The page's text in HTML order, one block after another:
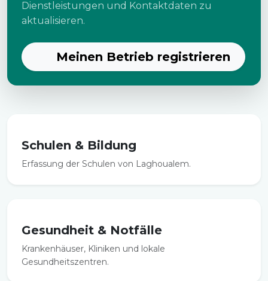
Dienstleistungen und Kontaktdaten zu
aktualisieren.
Meinen Betrieb registrieren
Schulen & Bildung
Erfassung der Schulen von Laghoualem.
Gesundheit & Notfälle
Krankenhäuser, Kliniken und lokale
Gesundheitszentren.